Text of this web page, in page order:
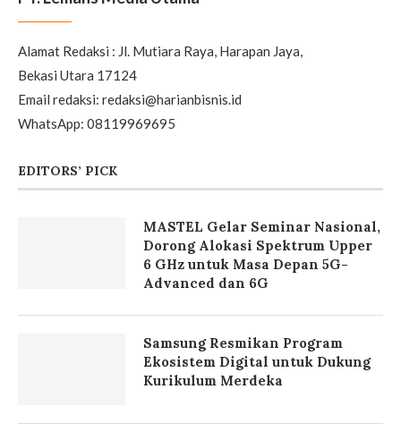
Alamat Redaksi : Jl. Mutiara Raya, Harapan Jaya,
Bekasi Utara 17124
Email redaksi: redaksi@harianbisnis.id
WhatsApp: 08119969695
EDITORS’ PICK
MASTEL Gelar Seminar Nasional,
Dorong Alokasi Spektrum Upper
6 GHz untuk Masa Depan 5G-
Advanced dan 6G
Samsung Resmikan Program
Ekosistem Digital untuk Dukung
Kurikulum Merdeka